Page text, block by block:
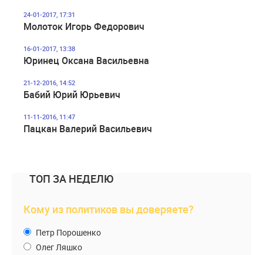
24-01-2017, 17:31
Молоток Игорь Федорович
16-01-2017, 13:38
Юринец Оксана Васильевна
21-12-2016, 14:52
Бабий Юрий Юрьевич
11-11-2016, 11:47
Пацкан Валерий Васильевич
ТОП ЗА НЕДЕЛЮ
Кому из политиков вы доверяете?
Петр Порошенко
Олег Ляшко